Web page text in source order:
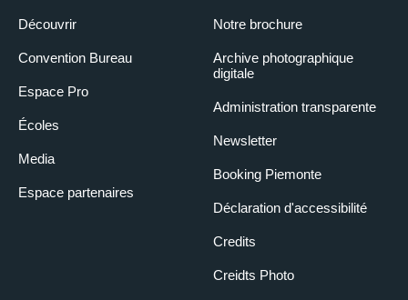
Découvrir
Convention Bureau
Espace Pro
Écoles
Media
Espace partenaires
Notre brochure
Archive photographique
digitale
Administration transparente
Newsletter
Booking Piemonte
Déclaration d'accessibilité
Credits
Creidts Photo